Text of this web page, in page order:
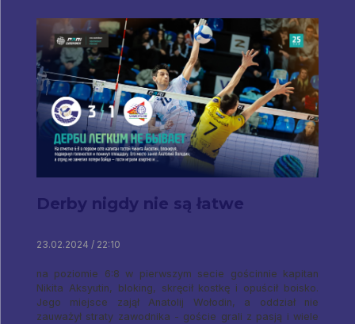
Derby nigdy nie są łatwe
23.02.2024 / 22:10
na poziomie 6:8 w pierwszym secie gościnnie kapitan
Nikita Aksyutin, bloking, skręcił kostkę i opuścił boisko.
Jego miejsce zajął Anatolij Wołodin, a oddział nie
zauważył straty zawodnika - goście grali z pasją i wiele